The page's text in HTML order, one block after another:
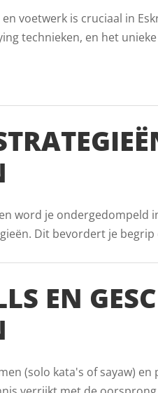
voetwerk is cruciaal in
technieken, en het
word je
Dit bevordert je
EN
(solo kata's of sayaw)